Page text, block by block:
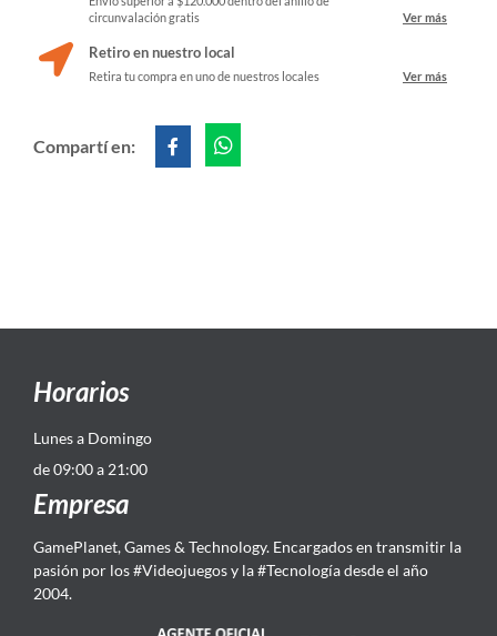
circunvalación gratis
Ver más
Retiro en nuestro local
Retira tu compra en uno de nuestros locales Ver más
Compartí en:
Horarios
Lunes a Domingo
de 09:00 a 21:00
Empresa
GamePlanet, Games & Technology. Encargados en transmitir la
pasión por los #Videojuegos y la #Tecnología desde el año
2004.